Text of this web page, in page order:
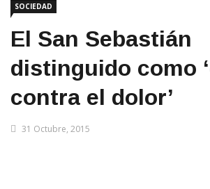
SOCIEDAD
El San Sebastián
distinguido como
contra el dolor’
31 Octubre, 2015